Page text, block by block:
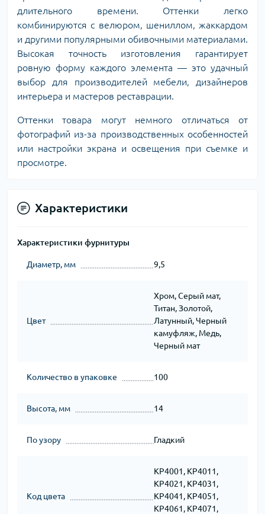
длительного времени. Оттенки легко
комбинируются с велюром, шениллом, жаккардом
и другими популярными обивочными материалами.
Высокая точность изготовления гарантирует
ровную форму каждого элемента — это удачный
выбор для производителей мебели, дизайнеров
интерьера и мастеров реставрации.
Оттенки товара могут немного отличаться от
фотографий из-за производственных особенностей
или настройки экрана и освещения при съемке и
просмотре.
Характеристики
Характеристики фурнитуры
Диаметр, мм 9,5
Цвет
Хром, Серый мат,
Титан, Золотой,
Латунный, Черный
камуфляж, Медь,
Черный мат
Количество в упаковке 100
Высота, мм 14
По узору Гладкий
Код цвета
KP4001, KP4011,
KP4021, KP4031,
KP4041, KP4051,
KP4061, KP4071,